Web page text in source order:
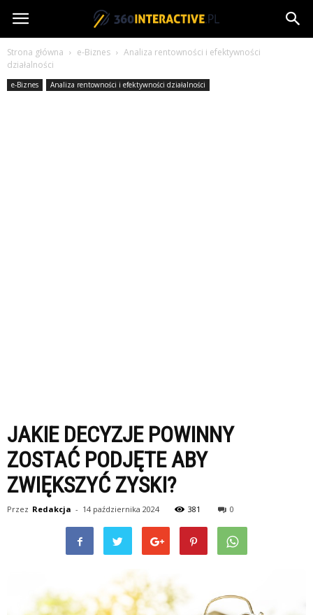
360interactive.pl
Strona główna e-Biznes
Analiza rentowności i efektywności
działalności
e-Biznes Analiza rentowności i efektywności działalności
JAKIE DECYZJE POWINNY
ZOSTAĆ PODJĘTE ABY
ZWIĘKSZYĆ ZYSKI?
Przez Redakcja - 14 października 2024 381 0